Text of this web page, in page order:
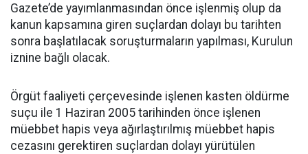
Gazete’de yayımlanmasından önce işlenmiş olup da
kanun kapsamına giren suçlardan dolayı bu tarihten
sonra başlatılacak soruşturmaların yapılması, Kurulun
iznine bağlı olacak.
Örgüt faaliyeti çerçevesinde işlenen kasten öldürme
suçu ile 1 Haziran 2005 tarihinden önce işlenen
müebbet hapis veya ağırlaştırılmış müebbet hapis
cezasını gerektiren suçlardan dolayı yürütülen